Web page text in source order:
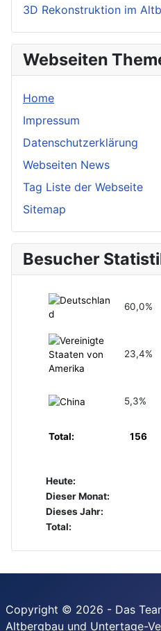
3D Rekonstruktion im
Webseiten
Home
Impressum
Datenschutzerklärung
Webseiten News
Tag Liste der Webseite
Sitemap
Besucher
60,0%
23,4%
5,3%
Total: 156
Heute:
Dieser Monat:
Dieses Jahr:
Total:
Copyright © 2026 - Das
Altbergbau und Untertage-